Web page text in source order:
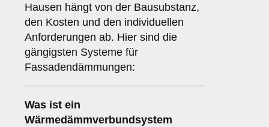
Hausen hängt von der Bausubstanz,
den Kosten und den individuellen
Anforderungen ab. Hier sind die
gängigsten Systeme für
Fassadendämmungen:
Was ist ein
Wärmedämmverbundsystem